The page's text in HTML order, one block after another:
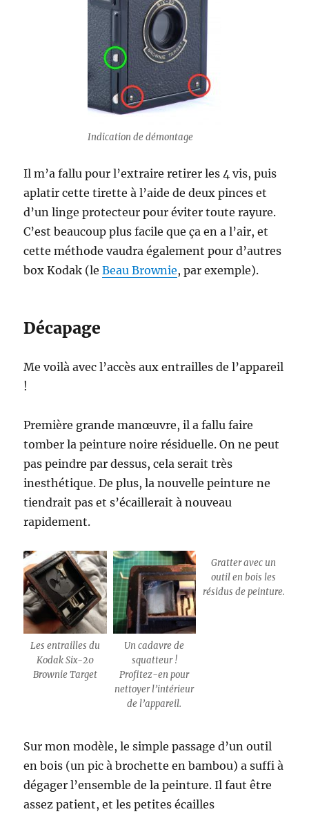
Indication de démontage
Il m’a fallu pour l’extraire retirer les 4 vis, puis
aplatir cette tirette à l’aide de deux pinces et
d’un linge protecteur pour éviter toute rayure.
C’est beaucoup plus facile que ça en a l’air, et
cette méthode vaudra également pour d’autres
box Kodak (leBeau Brownie, par exemple).
Décapage
Me voilà avec l’accès aux entrailles de l’appareil
!
Première grande manœuvre, il a fallu faire
tomber la peinture noire résiduelle. On ne peut
pas peindre par dessus, cela serait très
inesthétique. De plus, la nouvelle peinture ne
tiendrait pas et s’écaillerait à nouveau
rapidement.
Les entrailles du
Kodak Six-20
Brownie Target
Un cadavre de
squatteur !
Profitez-en pour
nettoyer l’intérieur
de l’appareil.
Gratter avec un
outil en bois les
résidus de peinture.
Sur mon modèle, le simple passage d’un outil
en bois (un pic à brochette en bambou) a suffi à
dégager l’ensemble de la peinture. Il faut être
assez patient, et les petites écailles